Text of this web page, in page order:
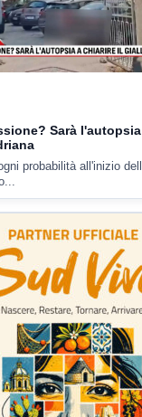
Sarà
probabilità all'inizio